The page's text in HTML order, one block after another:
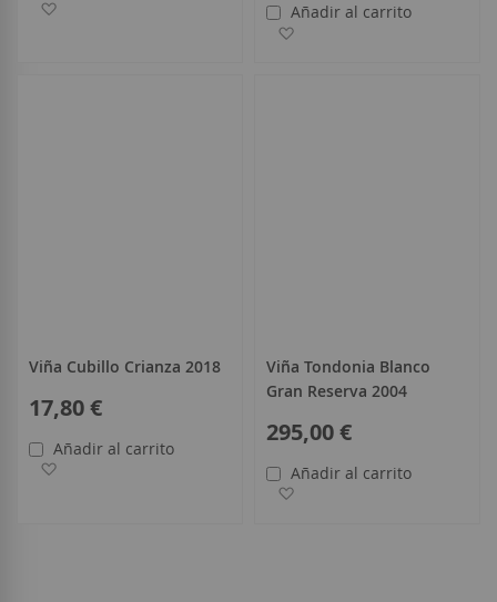
Añadir al carrito
Viña Cubillo Crianza 2018
17,80 €
Añadir al carrito
Viña Tondonia Blanco
Gran Reserva 2004
295,00 €
Añadir al carrito